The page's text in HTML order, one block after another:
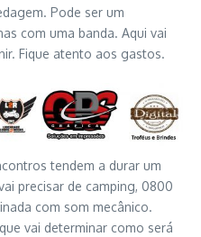
Pode ser um
com uma banda. Aqui vai
Fique atento aos gastos.
tendem a durar um
precisar de camping, 0800
com som mecânico.
vai determinar como será